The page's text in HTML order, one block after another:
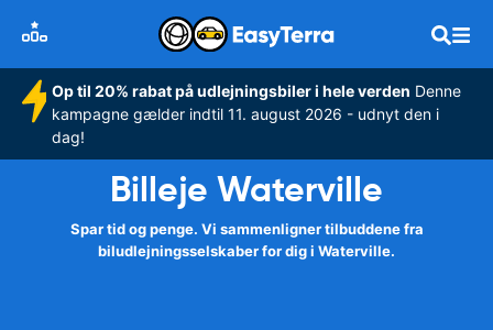
Op til 20% rabat på udlejningsbiler i hele verden Denne
kampagne gælder indtil 11. august 2026 - udnyt den i
dag!
Billeje Waterville
Spar tid og penge. Vi sammenligner tilbuddene fra
biludlejningsselskaber for dig i Waterville.